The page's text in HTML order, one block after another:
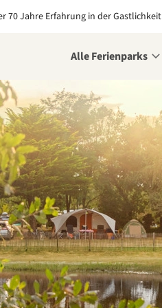
70 Jahre Erfahrung in der Gastlichkeit
Alle Ferienparks